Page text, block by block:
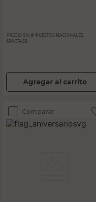
PRECIO SIN IMPUESTOS NACIONALES:
$90.074,39
Agregar al carrito
Comparar